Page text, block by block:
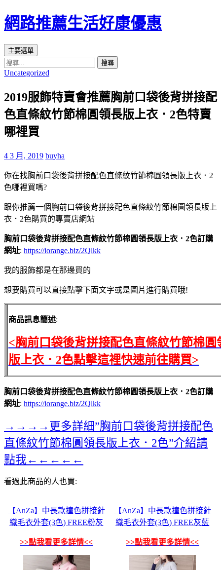
網路推薦生活好康優惠
搜
尋
主要選單
主
內
容
區
搜
尋
鍵
字:
Uncategorized
2019服飾特賣會推薦胸前口袋後背拼接配
色直條紋竹節棉圓領長版上衣．2色特賣
哪裡買
4 3 月, 2019 buyha
你在找胸前口袋後背拼接配色直條紋竹節棉圓領長版上衣．2
色哪裡買嗎?
跟你推薦一個胸前口袋後背拼接配色直條紋竹節棉圓領長版上
衣．2色購買的專賣店網站
胸前口袋後背拼接配色直條紋竹節棉圓領長版上衣．2色訂購
網址: https://iorange.biz/2Qlkk
我的服飾都是在那邊買的
想要購買可以直接點擊下面文字或是圖片進行購買哦!
商品訊息簡述:
<胸前口袋後背拼接配色直條紋竹節棉圓
版上衣．2色點擊這裡快速前往購買>
胸前口袋後背拼接配色直條紋竹節棉圓領長版上衣．2色訂購
網址: https://iorange.biz/2Qlkk
→→→→更多詳細”胸前口袋後背拼接配色
直條紋竹節棉圓領長版上衣．2色”介紹請
點我←←←←←
看過此商品的人也買:
【AnZa】中長款撞色拼接針
織毛衣外套(3色) FREE粉灰
>>點我看更多詳情<<
【AnZa】中長款撞色拼接針
織毛衣外套(3色) FREE灰藍
>>點我看更多詳情<<